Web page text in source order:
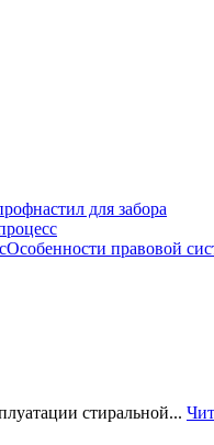
для забора
Особенности правовой
стиральной...